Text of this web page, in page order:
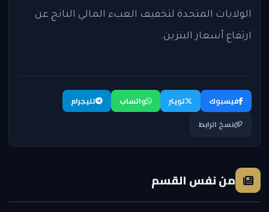
الولايات المتحدة لتخفيف العبء المالي الناتج عن
ارتفاع أسعار البنزين.
فيسبوك تويتر واتساب
تليجرام
نسخ الرابط
من نفس القسم